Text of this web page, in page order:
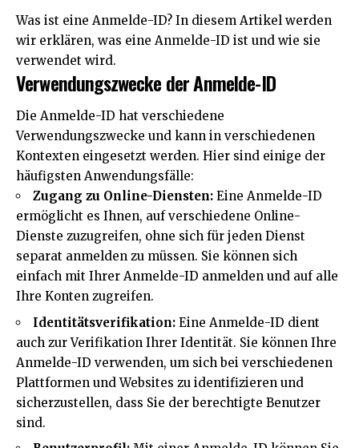
Was ist eine Anmelde-ID? In diesem Artikel werden
wir erklären, was eine Anmelde-ID ist und wie sie
verwendet wird.
Verwendungszwecke der Anmelde-ID
Die Anmelde-ID hat verschiedene
Verwendungszwecke und kann in verschiedenen
Kontexten eingesetzt werden. Hier sind einige der
häufigsten Anwendungsfälle:
Zugang zu Online-Diensten: Eine Anmelde-ID
ermöglicht es Ihnen, auf verschiedene Online-
Dienste zuzugreifen, ohne sich für jeden Dienst
separat anmelden zu müssen. Sie können sich
einfach mit Ihrer Anmelde-ID anmelden und auf alle
Ihre Konten zugreifen.
Identitätsverifikation: Eine Anmelde-ID dient
auch zur Verifikation Ihrer Identität. Sie können Ihre
Anmelde-ID verwenden, um sich bei verschiedenen
Plattformen und Websites zu identifizieren und
sicherzustellen, dass Sie der berechtigte Benutzer
sind.